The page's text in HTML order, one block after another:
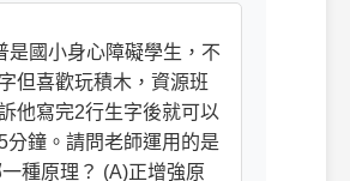
是國小身心障礙學生，不
但喜歡玩積木，資源班
他寫完2行生字後就可以
分鐘。請問老師運用的是
種原理？ (A)正增強原